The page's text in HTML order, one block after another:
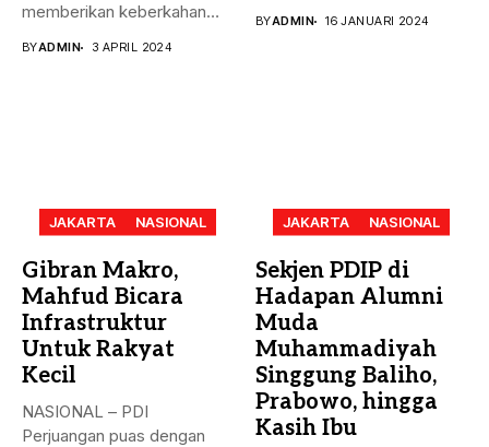
memberikan keberkahan
BYADMIN 3 APRIL 2024
BYADMIN 16 JANUARI 2024
JAKARTA NASIONAL
Gibran Makro,
Mahfud Bicara
Infrastruktur
Untuk Rakyat
Kecil
NASIONAL – PDI
Perjuangan puas dengan
JAKARTA NASIONAL
Sekjen PDIP di
Hadapan Alumni
Muda
Muhammadiyah
Singgung Baliho,
Prabowo, hingga
Kasih Ibu